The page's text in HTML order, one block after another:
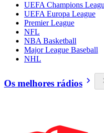
UEFA Champions
UEFA Europa League
Premier League
NFL
NBA Basketball
Major League Baseball
NHL
Os melhores rádios